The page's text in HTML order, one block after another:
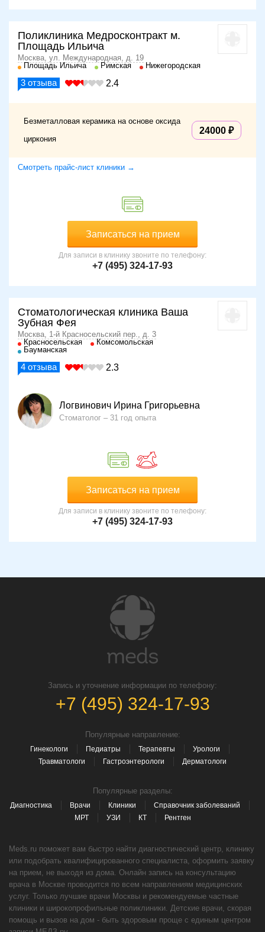
Поликлиника Медросконтракт м.
Площадь Ильича
Москва, ул. Международная, д. 19
Площадь Ильича
Римская Нижегородская
3 отзыва 2.4
Безметалловая керамика на основе оксида
циркония
24000
Смотреть прайс-лист клиники →
Записаться на прием
Для записи в клинику звоните по телефону:
+7 (495) 324-17-93
Стоматологическая клиника Ваша
Зубная Фея
Москва, 1-й Красносельский пер., д. 3
Красносельская
Комсомольская
Бауманская
4 отзыва 2.3
Логвинович Ирина Григорьевна
Стоматолог 31 год опыта
Записаться на прием
Для записи в клинику звоните по телефону:
+7 (495) 324-17-93
Запись и уточнение информации по телефону:
+7 (495) 324-17-93
Популярные направление:
Гинекологи Педиатры Терапевты
Урологи
Травматологи
Гастроэнтерологи Дерматологи
Популярные разделы:
Диагностика Врачи Клиники
Справочник заболеваний
МРТ
УЗИ КТ Рентген
Meds.ru поможет вам быстро найти диагностический центр, клинику
или подобрать квалифицированного специалиста, оформить заявку
на прием, не выходя из дома. Онлайн запись на консультацию
врача в Москве проводится по всем направлениям медицинских
услуг. Только лучшие врачи Москвы и рекомендуемые частные
клиники и широкопрофильные поликлиники. Детские врачи, скорая
помощь и вызов на дом - быть здоровым проще с единым центром